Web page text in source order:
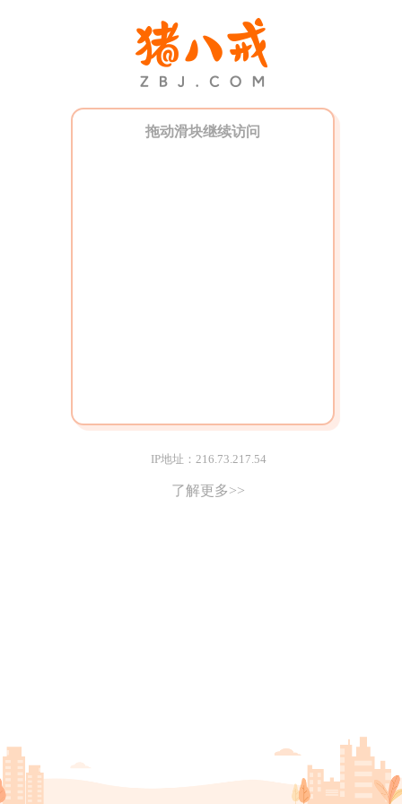
拖动滑块继续访问
IP地址：216.73.217.54
了解更多>>